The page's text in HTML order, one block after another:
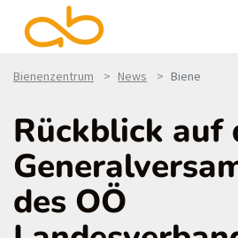
Bienenzentrum News Biene
Rückblick auf
des OÖ